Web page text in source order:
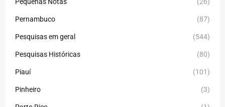
Pernambuco (87)
Pesquisas em geral (544)
Pesquisas Históricas (80)
Piauí (101)
Pinheiro (3)